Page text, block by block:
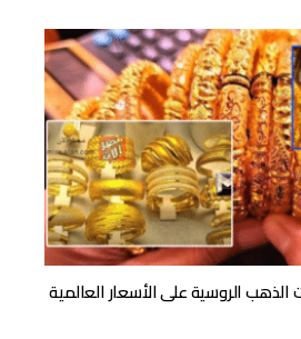
الروسية على الأسعار العالمية